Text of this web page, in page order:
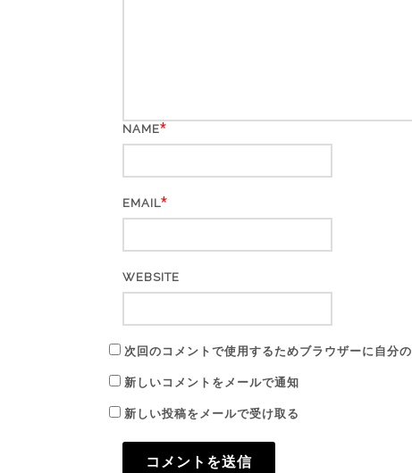
NAME*
EMAIL*
WEBSITE
次回のコメントで使用するためブラウザーに自分
新しいコメントをメールで通知
新しい投稿をメールで受け取る